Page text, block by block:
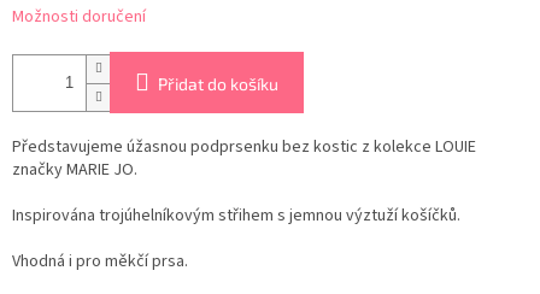
Možnosti doručení
Přidat do košíku
Představujeme úžasnou podprsenku bez kostic z kolekce LOUIE
značky MARIE JO.
Inspirována trojúhelníkovým střihem s jemnou výztuží košíčků.
Vhodná i pro měkčí prsa.